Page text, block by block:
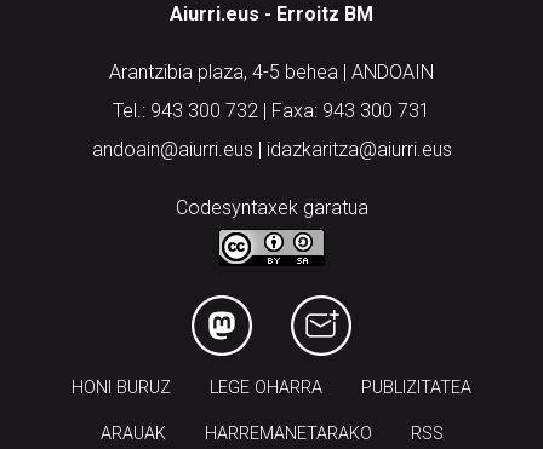
Aiurri.eus - Erroitz BM
Arantzibia plaza, 4-5 behea | ANDOAIN
Tel.: 943 300 732 | Faxa: 943 300 731
andoain@aiurri.eus | idazkaritza@aiurri.eus
Codesyntaxek garatua
HONI BURUZ LEGE OHARRA PUBLIZITATEA
ARAUAK HARREMANETARAKO RSS